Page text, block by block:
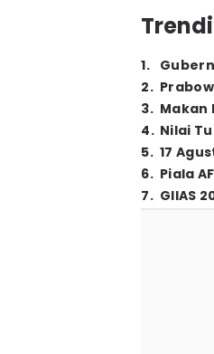
1.
2.
3. Makan
4. Nilai
5. 17
6. Piala
7. GIIAS